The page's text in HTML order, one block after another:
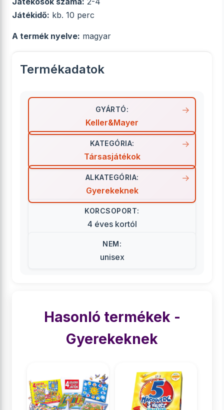
Játékidő: kb. 10 perc
A termék nyelve: magyar
Termékadatok
GYÁRTÓ:
Keller&Mayer
KATEGÓRIA:
Társasjátékok
ALKATEGÓRIA:
Gyerekeknek
KORCSOPORT:
4 éves kortól
NEM:
unisex
Hasonló termékek -
Gyerekeknek